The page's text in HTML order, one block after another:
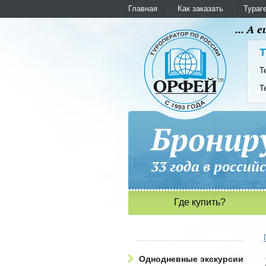
Главная Как заказать
... А
33 года в
Где купить?
Однодневные экскурсии